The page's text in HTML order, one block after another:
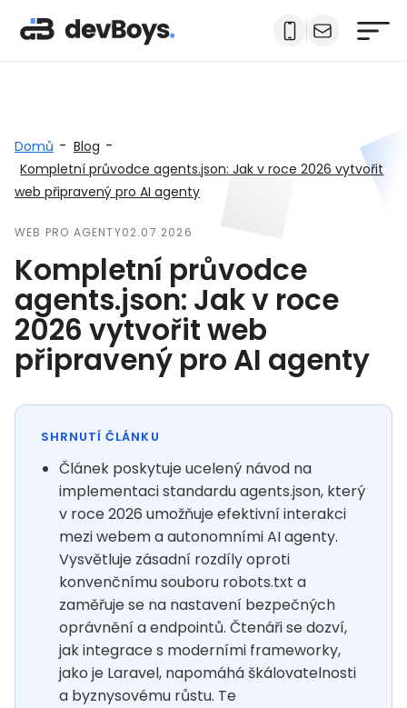
Domů - Blog -
Kompletní průvodce agents.json: Jak v roce 2026 vytvořit
web připravený pro AI agenty
WEB PRO AGENTY02.07.2026
Kompletní průvodce
agents.json: Jak v roce
2026 vytvořit web
připravený pro AI agenty
SHRNUTÍ ČLÁNKU
Článek poskytuje ucelený návod na
implementaci standardu agents.json, který
v roce 2026 umožňuje efektivní interakci
mezi webem a autonomními AI agenty.
Vysvětluje zásadní rozdíly oproti
konvenčnímu souboru robots.txt a
zaměřuje se na nastavení bezpečných
oprávnění a endpointů. Čtenáři se dozví,
jak integrace s moderními frameworky,
jako je Laravel, napomáhá škálovatelnosti
a byznysovému růstu. Te